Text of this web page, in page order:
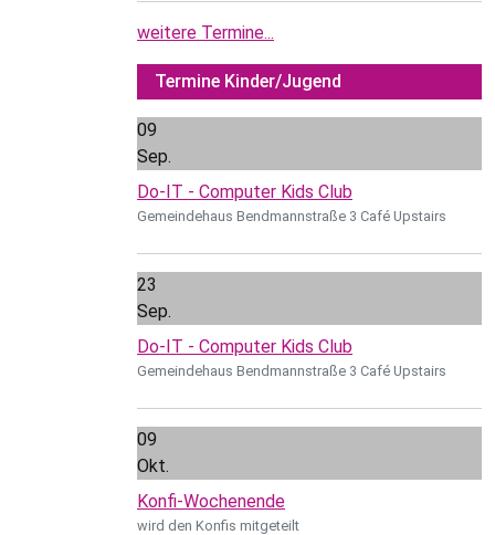
weitere Termine...
Termine Kinder/Jugend
09
Sep.
Do-IT - Computer Kids Club
Gemeindehaus Bendmannstraße 3 Café Upstairs
23
Sep.
Do-IT - Computer Kids Club
Gemeindehaus Bendmannstraße 3 Café Upstairs
09
Okt.
Konfi-Wochenende
wird den Konfis mitgeteilt